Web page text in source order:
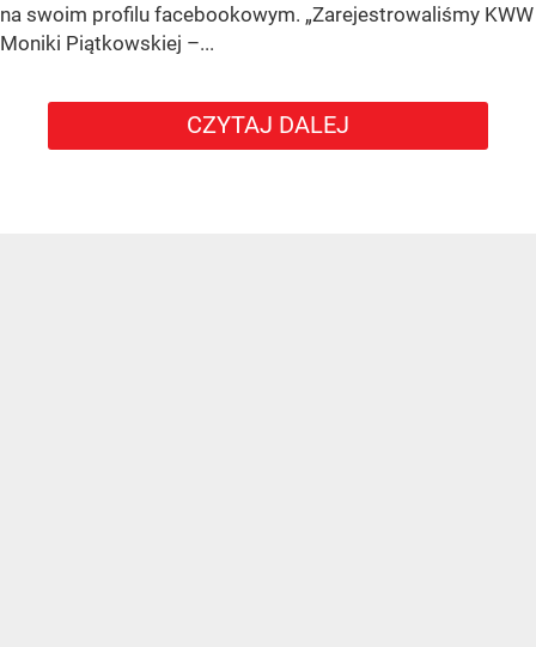
na swoim profilu facebookowym. „Zarejestrowaliśmy KWW
Moniki Piątkowskiej –...
CZYTAJ DALEJ